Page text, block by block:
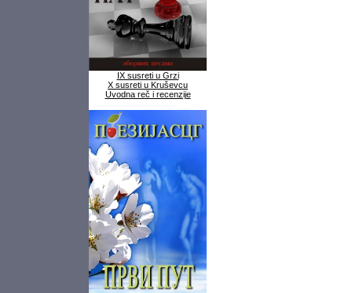
IX susreti u Grzi
X susreti u Kruševcu
Uvodna reč i recenzije